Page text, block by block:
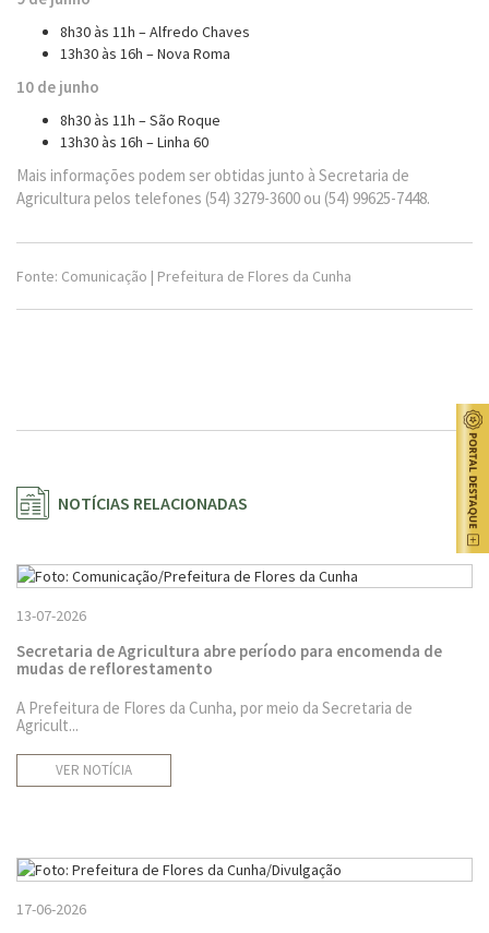
8h30 às 11h – Alfredo Chaves
13h30 às 16h – Nova Roma
10 de junho
8h30 às 11h – São Roque
13h30 às 16h – Linha 60
Mais informações podem ser obtidas junto à Secretaria de
Agricultura pelos telefones (54) 3279-3600 ou (54) 99625-7448.
Fonte: Comunicação | Prefeitura de Flores da Cunha
NOTÍCIAS RELACIONADAS
13-07-2026
Secretaria de Agricultura abre período para encomenda de
mudas de reflorestamento
A Prefeitura de Flores da Cunha, por meio da Secretaria de
Agricult...
VER NOTÍCIA
17-06-2026